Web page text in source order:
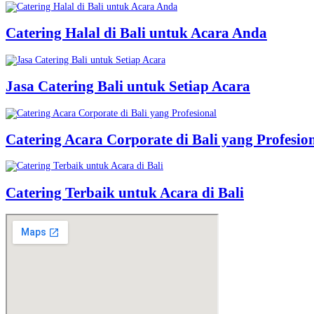
Catering Halal di Bali untuk Acara Anda
Jasa Catering Bali untuk Setiap Acara
Catering Acara Corporate di Bali yang
Catering Terbaik untuk Acara di Bali